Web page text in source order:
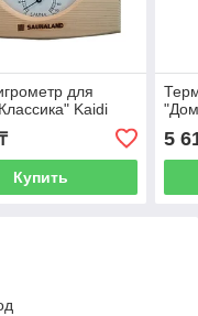
для
Kaidi
Купить
5